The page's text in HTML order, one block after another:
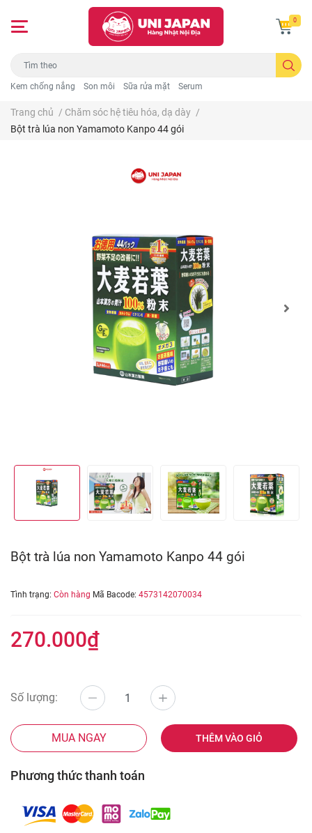
Kem chống nắng Son môi Sữa rửa mặt Serum
0
Trang chủ / Chăm sóc hệ tiêu hóa, dạ dày /
Bột trà lúa non Yamamoto Kanpo 44 gói
Bột trà lúa non Yamamoto Kanpo 44 gói
Tình trạng: Còn hàng Mã Bacode: 4573142070034
270.000₫
Số lượng:
MUA NGAY THÊM VÀO GIỎ
Phương thức thanh toán